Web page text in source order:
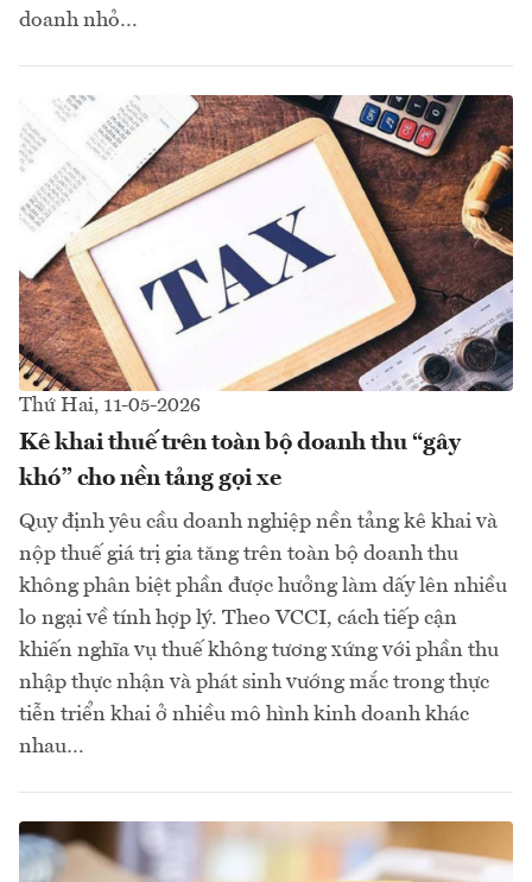
doanh nhỏ…
Thứ Hai, 11-05-2026
Kê khai thuế trên toàn bộ doanh thu “gây
khó” cho nền tảng gọi xe
Quy định yêu cầu doanh nghiệp nền tảng kê khai và
nộp thuế giá trị gia tăng trên toàn bộ doanh thu
không phân biệt phần được hưởng làm dấy lên nhiều
lo ngại về tính hợp lý. Theo VCCI, cách tiếp cận
khiến nghĩa vụ thuế không tương xứng với phần thu
nhập thực nhận và phát sinh vướng mắc trong thực
tiễn triển khai ở nhiều mô hình kinh doanh khác
nhau…